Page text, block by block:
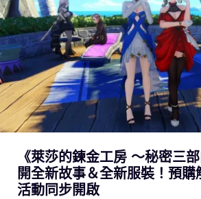
《萊莎的鍊金工房 ～秘密三
開全新故事＆全新服裝！預
活動同步開啟